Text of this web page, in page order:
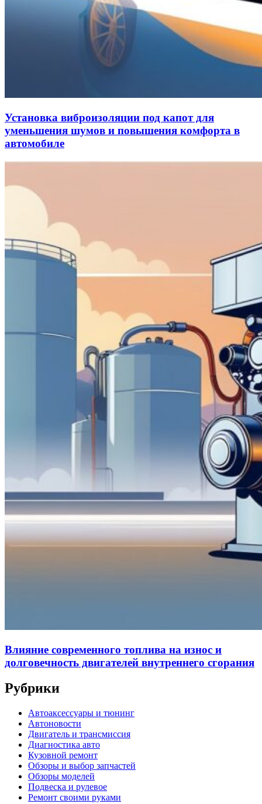
Установка виброизоляции под капот для
уменьшения шумов и повышения комфорта в
автомобиле
Влияние современного топлива на износ и
долговечность двигателей внутреннего сгорания
Рубрики
Автоаксессуары и тюнинг
Автоновости
Двигатель и трансмиссия
Диагностика авто
Кузовной ремонт
Обзоры и выбор запчастей
Обзоры моделей
Подвеска и рулевое
Ремонт своими руками